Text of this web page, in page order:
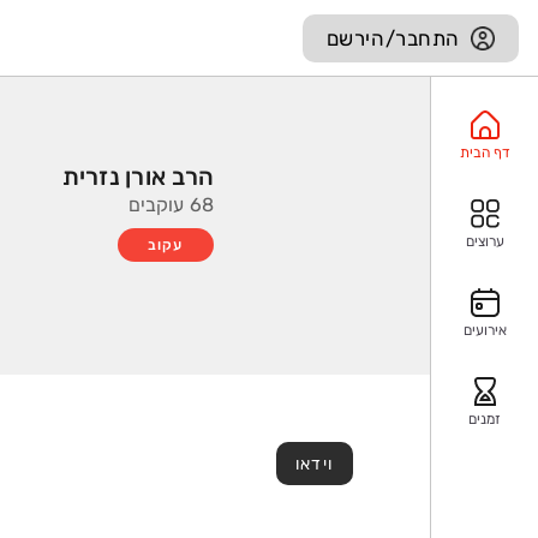
התחבר/הירשם
דף הבית
ערוצים
אירועים
זמנים
הרב אורן נזרית
68 עוקבים
עקוב
וידאו